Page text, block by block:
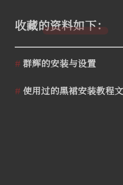
收藏的资料如下：
群辉的安装与设置
使用过的黑裙安装教程